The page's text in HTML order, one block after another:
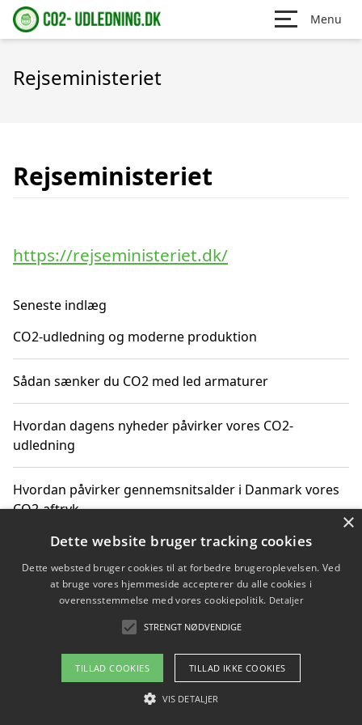
Menu
Rejseministeriet
Rejseministeriet
https://rejseministeriet.dk/
Seneste indlæg
CO2-udledning og moderne produktion
Sådan sænker du CO2 med led armaturer
Hvordan dagens nyheder påvirker vores CO2-
udledning
Hvordan påvirker gennemsnitsalder i Danmark vores
CO2-aftryk
Hvordan nyheder om CO2-udledning påvirker vores
hverdag
Om / kontakt
Blog Betingelser
×
Dette website bruger tracking cookies
Dette websted bruger cookies til at forbedre brugeroplevelsen. Ved
at bruge vores hjemmeside accepterer du alle cookies i
overensstemmelse med vores cookiepolitik. Detaljer
STRENGT NØDVENDIGE
TILLAD COOKIES TILLAD IKKE COOKIES
VIS DETALJER